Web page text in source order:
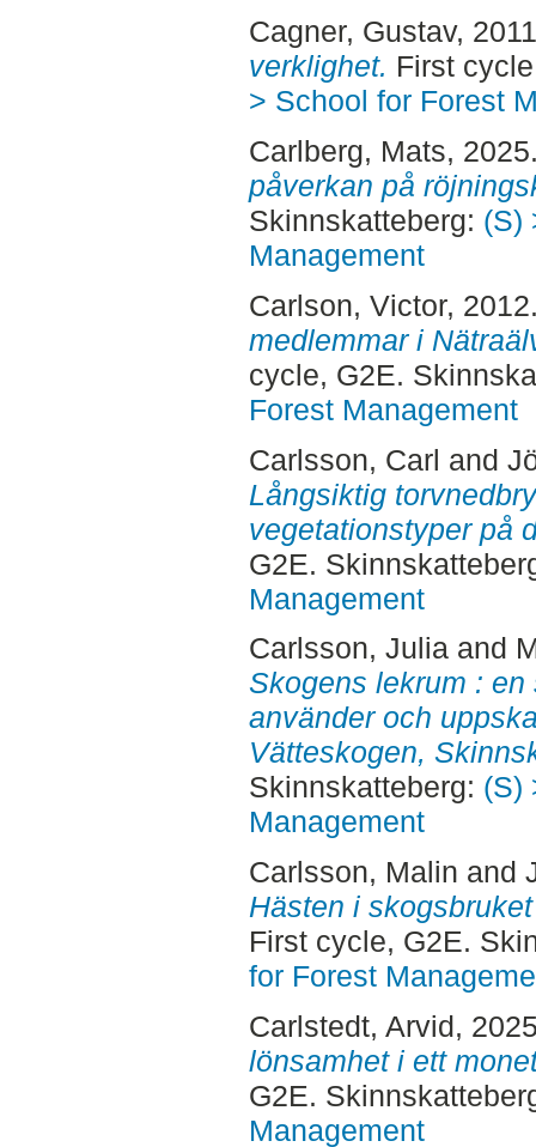
Cagner, Gustav,
verklighet. First
> School for Forest
Carlberg, Mats,
påverkan på
Skinnskatteberg: (S)
Management
Carlson, Victor,
medlemmar i
cycle, G2E.
Forest Management
Carlsson, Carl and
Långsiktig
vegetationstyper på
G2E.
Management
Carlsson, Juliaand
Skogens lekrum :
använder och
Vätteskogen,
Skinnskatteberg: (S)
Management
Carlsson, Malin and
Hästen i
First cycle, G2E.
for Forest
Carlstedt, Arvid,
lönsamhet i ett
G2E.
Management